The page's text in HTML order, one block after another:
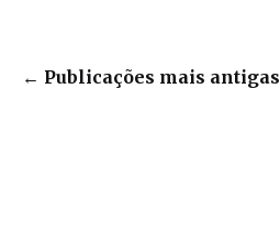
← Publicações mais antigas